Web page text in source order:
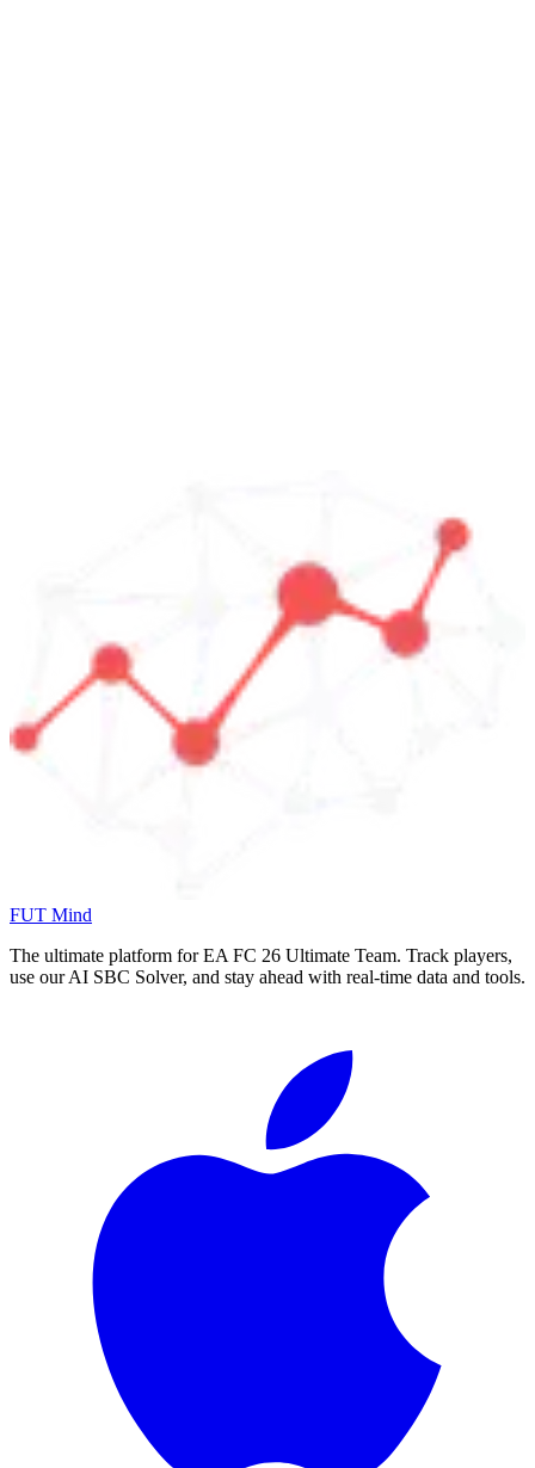
FUT Mind
The ultimate platform for EA FC 26 Ultimate Team. Track players,
use our AI SBC Solver, and stay ahead with real-time data and tools.